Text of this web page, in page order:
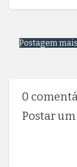
Postagem
0
Postar